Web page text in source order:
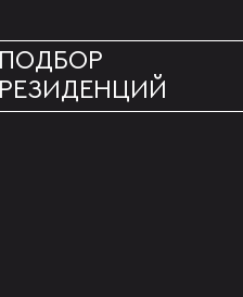
ПОДБОР
РЕЗИДЕНЦИЙ